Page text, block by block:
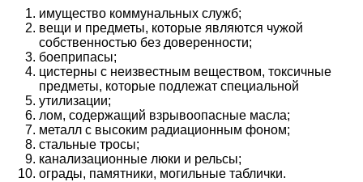
имущество коммунальных служб;
вещи и предметы, которые являются чужой
собственностью без доверенности;
боеприпасы;
цистерны с неизвестным веществом, токсичные
предметы, которые подлежат специальной
утилизации;
лом, содержащий взрывоопасные масла;
металл с высоким радиационным фоном;
стальные тросы;
канализационные люки и рельсы;
ограды, памятники, могильные таблички.